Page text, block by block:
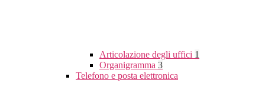
Articolazione degli uffici 1
Organigramma 3
Telefono e posta elettronica